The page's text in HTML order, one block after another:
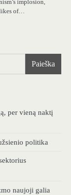
implosion,
likes of…
Paieška
per vieną naktį
politika
naujoji galia